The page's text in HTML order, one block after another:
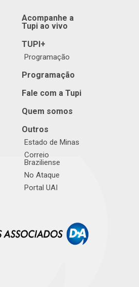
Acompanhe a
Tupi ao vivo
TUPI+
Programação
Programação
Fale com a Tupi
Quem somos
Outros
Estado de Minas
Correio
Braziliense
No Ataque
Portal UAI